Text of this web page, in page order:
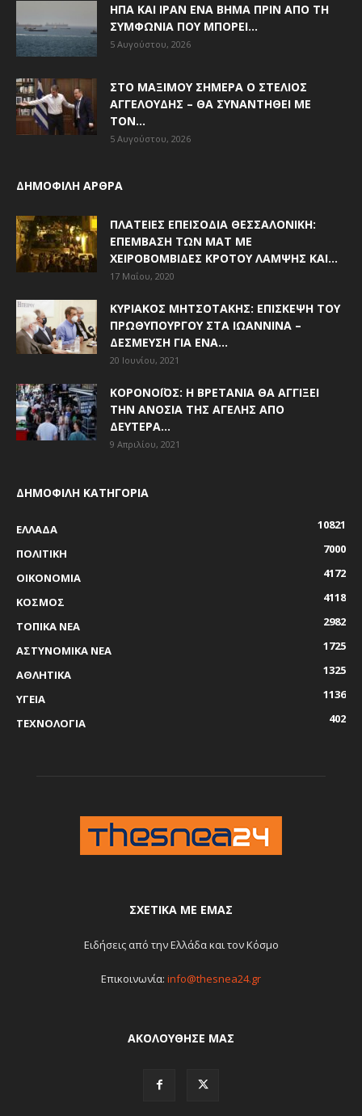
ΗΠΑ ΚΑΙ ΙΡΆΝ ΈΝΑ ΒΉΜΑ ΠΡΙΝ ΑΠΌ ΤΗ
ΣΥΜΦΩΝΊΑ ΠΟΥ ΜΠΟΡΕΊ...
5 Αυγούστου, 2026
ΣΤΟ ΜΑΞΊΜΟΥ ΣΉΜΕΡΑ Ο ΣΤΈΛΙΟΣ
ΑΓΓΕΛΟΎΔΗΣ – ΘΑ ΣΥΝΑΝΤΗΘΕΊ ΜΕ
ΤΟΝ...
5 Αυγούστου, 2026
ΔΗΜΟΦΙΛΗ ΑΡΘΡΑ
ΠΛΑΤΕΊΕΣ ΕΠΕΙΣΌΔΙΑ ΘΕΣΣΑΛΟΝΊΚΗ:
ΕΠΈΜΒΑΣΗ ΤΩΝ ΜΑΤ ΜΕ
ΧΕΙΡΟΒΟΜΒΊΔΕΣ ΚΡΌΤΟΥ ΛΆΜΨΗΣ ΚΑΙ...
17 Μαΐου, 2020
ΚΥΡΙΆΚΟΣ ΜΗΤΣΟΤΆΚΗΣ: ΕΠΊΣΚΕΨΗ ΤΟΥ
ΠΡΩΘΥΠΟΥΡΓΟΎ ΣΤΑ ΙΩΆΝΝΙΝΑ –
ΔΈΣΜΕΥΣΗ ΓΙΑ ΈΝΑ...
20 Ιουνίου, 2021
ΚΟΡΟΝΟΪΌΣ: Η ΒΡΕΤΑΝΊΑ ΘΑ ΑΓΓΊΞΕΙ
ΤΗΝ ΑΝΟΣΊΑ ΤΗΣ ΑΓΈΛΗΣ ΑΠΌ
ΔΕΥΤΈΡΑ...
9 Απριλίου, 2021
ΔΗΜΟΦΙΛΗ ΚΑΤΗΓΟΡΙΑ
ΕΛΛΑΔΑ
10821
ΠΟΛΙΤΙΚΗ
7000
ΟΙΚΟΝΟΜΙΑ
4172
ΚΟΣΜΟΣ
4118
ΤΟΠΙΚΑ ΝΕΑ
2982
ΑΣΤΥΝΟΜΙΚΑ ΝΕΑ
1725
ΑΘΛΗΤΙΚΑ
1325
ΥΓΕΙΑ
1136
ΤΕΧΝΟΛΟΓΙΑ
402
ΣΧΕΤΙΚΆ ΜΕ ΕΜΆΣ
Ειδήσεις από την Ελλάδα και τον Κόσμο
Επικοινωνία: info@thesnea24.gr
ΑΚΟΛΟΥΘΗΣΕ ΜΑΣ